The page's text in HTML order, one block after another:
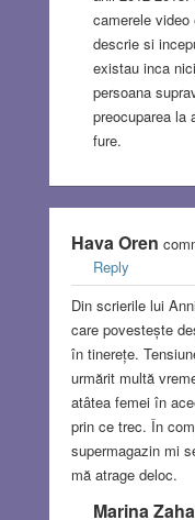
camerele
descrie si
existau inca
persoana
preocuparea la
fure.
Hava Oren
Reply
Din scrierile lui
care povestește
în tinerețe.
urmărit multă
atâtea femei în
prin ce trec. În
supermagazin mi
mă atrage deloc.
Marina